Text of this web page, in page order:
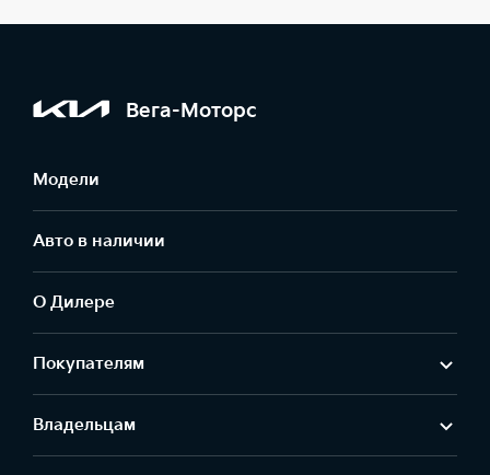
Вега-Моторс
Модели
Авто в наличии
О Дилере
Покупателям
Владельцам